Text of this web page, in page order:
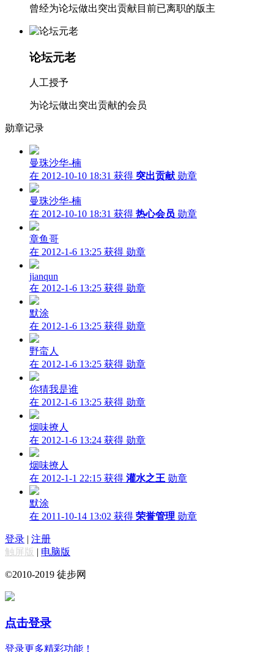
曾经为论坛做出突出贡献目前已离职的版主
论坛元老
人工授予
为论坛做出突出贡献的会员
勋章记录
曼珠沙华-楠
在 2012-10-10 18:31 获得 突出贡献 勋章
曼珠沙华-楠
在 2012-10-10 18:31 获得 热心会员 勋章
章鱼哥
在 2012-1-6 13:25 获得 勋章
jianqun
在 2012-1-6 13:25 获得 勋章
默涂
在 2012-1-6 13:25 获得 勋章
野蛮人
在 2012-1-6 13:25 获得 勋章
你猜我是谁
在 2012-1-6 13:25 获得 勋章
烟味撩人
在 2012-1-6 13:24 获得 勋章
烟味撩人
在 2012-1-1 22:15 获得 灌水之王 勋章
默涂
在 2011-10-14 13:02 获得 荣誉管理 勋章
登录 | 注册
触屏版 | 电脑版
©2010-2019 徒步网
点击登录
登录更多精彩功能！